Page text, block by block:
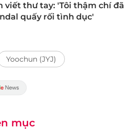
viết thư tay: 'Tôi thậm chí đã
quấy rối tình dục'
Yoochun (JYJ)
mục